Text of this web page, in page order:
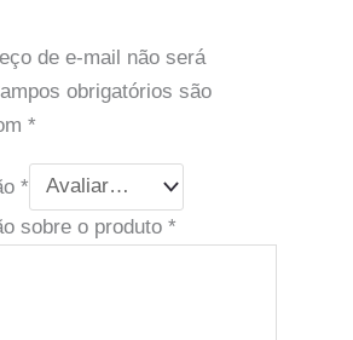
de e-mail não será
obrigatórios são
*
*
sobre o produto *